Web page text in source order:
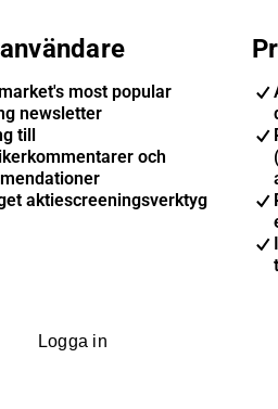
most popular
newsletter
till
och
aktiescreeningsverktyg
Logga in